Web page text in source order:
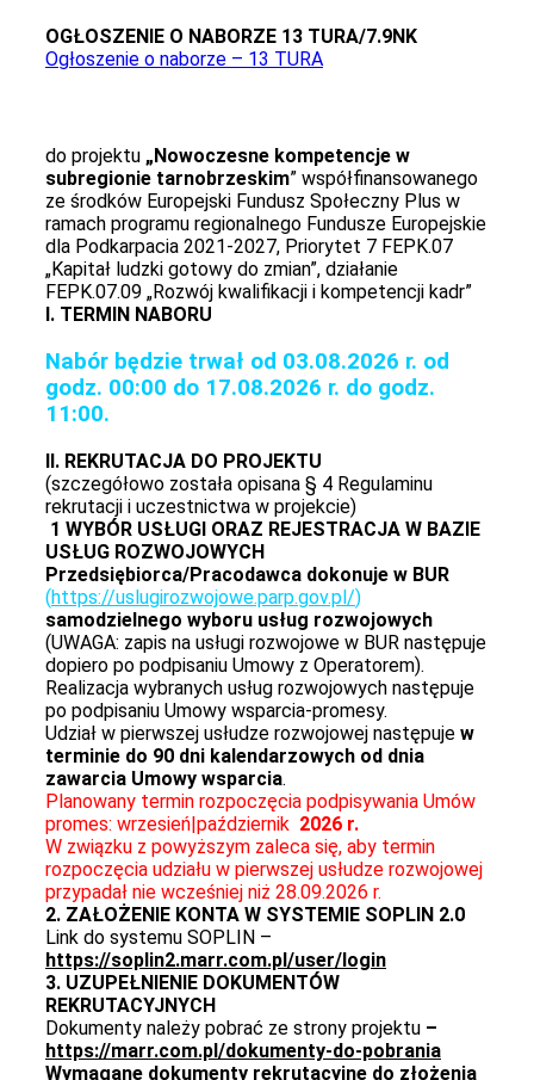
OGŁOSZENIE O NABORZE 13 TURA/7.9NK
Ogłoszenie o naborze – 13 TURA
do projektu „Nowoczesne kompetencje w
subregionie tarnobrzeskim” współfinansowanego
ze środków Europejski Fundusz Społeczny Plus w
ramach programu regionalnego Fundusze Europejskie
dla Podkarpacia 2021-2027, Priorytet 7 FEPK.07
„Kapitał ludzki gotowy do zmian”, działanie
FEPK.07.09 „Rozwój kwalifikacji i kompetencji kadr”
I. TERMIN NABORU
Nabór będzie trwał od 03.08.2026 r. od
godz. 00:00 do 17.08.2026 r. do godz.
11:00.
II. REKRUTACJA DO PROJEKTU
(szczegółowo została opisana § 4 Regulaminu
rekrutacji i uczestnictwa w projekcie)
1 WYBÓR USŁUGI ORAZ REJESTRACJA W BAZIE
USŁUG ROZWOJOWYCH
Przedsiębiorca/Pracodawca dokonuje w BUR
(https://uslugirozwojowe.parp.gov.pl/)
samodzielnego wyboru usług rozwojowych
(UWAGA: zapis na usługi rozwojowe w BUR następuje
dopiero po podpisaniu Umowy z Operatorem).
Realizacja wybranych usług rozwojowych następuje
po podpisaniu Umowy wsparcia-promesy.
Udział w pierwszej usłudze rozwojowej następuje w
terminie do 90 dni kalendarzowych od dnia
zawarcia Umowy wsparcia.
Planowany termin rozpoczęcia podpisywania Umów
promes: wrzesień|październik 2026 r.
W związku z powyższym zaleca się, aby termin
rozpoczęcia udziału w pierwszej usłudze rozwojowej
przypadał nie wcześniej niż 28.09.2026 r.
2. ZAŁOŻENIE KONTA W SYSTEMIE SOPLIN 2.0
Link do systemu SOPLIN –
https://soplin2.marr.com.pl/user/login
3. UZUPEŁNIENIE DOKUMENTÓW
REKRUTACYJNYCH
Dokumenty należy pobrać ze strony projektu –
https://marr.com.pl/dokumenty-do-pobrania
Wymagane dokumenty rekrutacyjne do złożenia